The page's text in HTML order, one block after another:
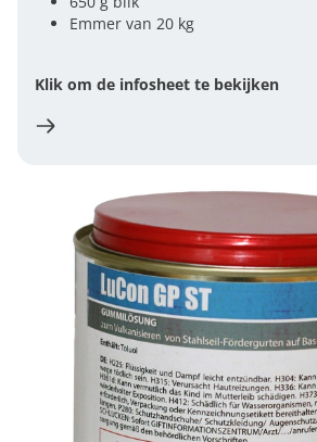
Emmer van 20 kg
Klik om de infosheet te bekijken